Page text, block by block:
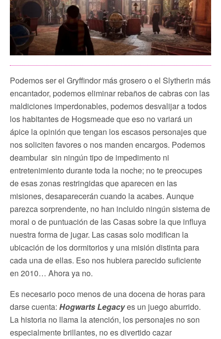
Podemos ser el Gryffindor más grosero o el Slytherin más
encantador, podemos eliminar rebaños de cabras con las
maldiciones imperdonables, podemos desvalijar a todos
los habitantes de Hogsmeade que eso no variará un
ápice la opinión que tengan los escasos personajes que
nos soliciten favores o nos manden encargos. Podemos
deambular sin ningún tipo de impedimento ni
entretenimiento durante toda la noche; no te preocupes
de esas zonas restringidas que aparecen en las
misiones, desaparecerán cuando la acabes. Aunque
parezca sorprendente, no han incluido ningún sistema de
moral o de puntuación de las Casas sobre la que influya
nuestra forma de jugar. Las casas solo modifican la
ubicación de los dormitorios y una misión distinta para
cada una de ellas. Eso nos hubiera parecido suficiente
en 2010… Ahora ya no.
Es necesario poco menos de una docena de horas para
darse cuenta: Hogwarts Legacyes un juego aburrido.
La historia no llama la atención, los personajes no son
especialmente brillantes, no es divertido cazar